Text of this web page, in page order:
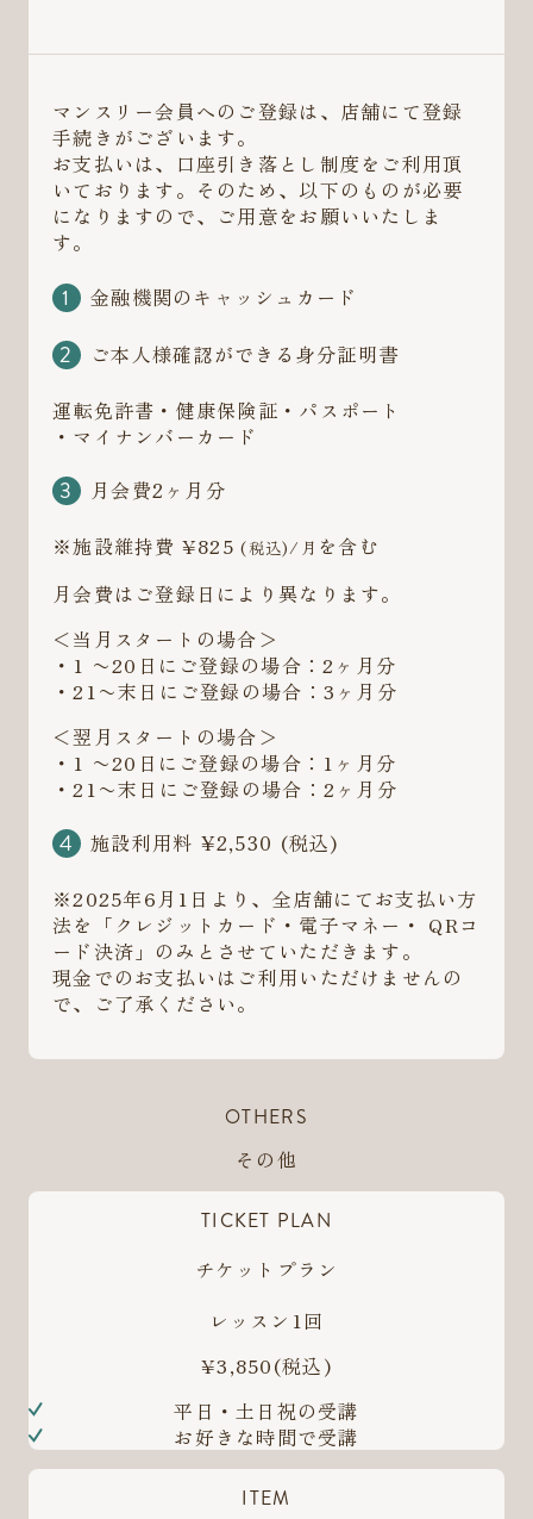
マンスリー会員へのご登録は、店舗にて登録
手続きがございます。
お支払いは、口座引き落とし制度をご利用頂
いております。そのため、以下のものが必要
になりますので、ご用意をお願いいたしま
す。
金融機関のキャッシュカード
ご本人様確認ができる身分証明書
運転免許書・健康保険証・パスポート
・マイナンバーカード
月会費2ヶ月分
※施設維持費 ¥825 (税込)/月 を含む
月会費はご登録日により異なります。
＜当月スタートの場合＞
・1 〜20日にご登録の場合：2ヶ月分
・21〜末日にご登録の場合：3ヶ月分
＜翌月スタートの場合＞
・1 〜20日にご登録の場合：1ヶ月分
・21〜末日にご登録の場合：2ヶ月分
施設利用料 ¥2,530 (税込)
※2025年6月1日より、全店舗にてお支払い方
法を「クレジットカード・電子マネー・ QRコ
ード決済」のみとさせていただきます。
現金でのお支払いはご利用いただけませんの
で、ご了承ください。
OTHERS
その他
TICKET PLAN
チケットプラン
レッスン1回
¥3,850(税込)
平日・土日祝の受講
お好きな時間で受講
ITEM